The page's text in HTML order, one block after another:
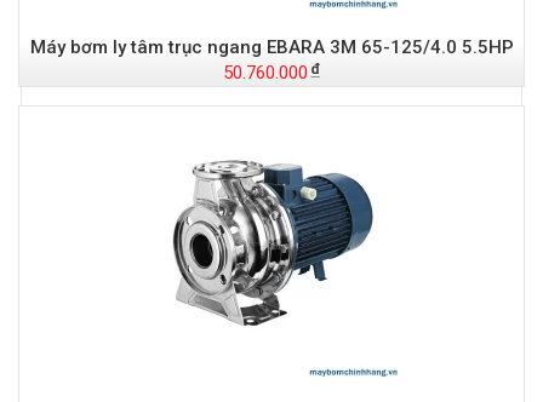
Máy bơm ly tâm trục ngang EBARA 3M 65-125/4.0 5.5HP
50.760.000